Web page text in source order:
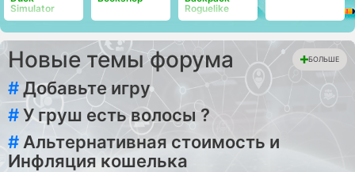
Simulator
Roguelike
Новые темы форума БОЛЬШЕ
#Добавьте игру
#У груш есть волосы ?
# Альтернативная стоимость и
Инфляция кошелька